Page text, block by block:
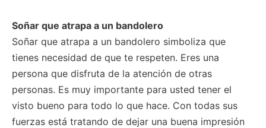
Soñar que atrapa a un bandolero
Soñar que atrapa a un bandolero simboliza que
tienes necesidad de que te respeten. Eres una
persona que disfruta de la atención de otras
personas. Es muy importante para usted tener el
visto bueno para todo lo que hace. Con todas sus
fuerzas está tratando de dejar una buena impresión